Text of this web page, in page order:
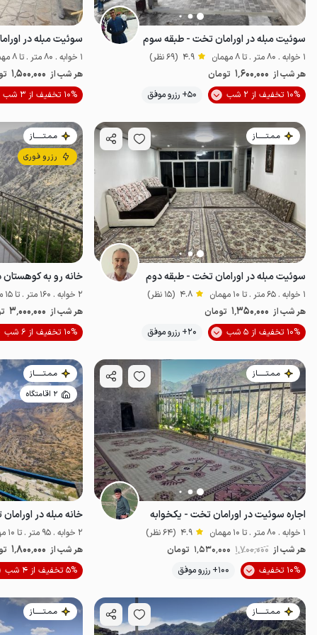
سوئیت مبله در اورامان تخت - طبقه سوم
1 خوابه . 80 متر . تا 8 مهمان 4.9 (69 نظر)
هر شب از 1٬600٬000 تومان
10% تخفیف از 2 شب
50+ رزرو موفق خوش منظره
سوئیت مبله در
1 خوابه . 80 متر . تا 8 مهمان
هر شب از 1٬500٬000
10% تخفیف از 3 شب
مـمـتــــــاز
سوئیت مبله در اورامان تخت - طبقه دوم
1 خوابه . 65 متر . تا 10 مهمان 4.8 (15 نظر)
هر شب از 1٬350٬000 تومان
10% تخفیف از 5 شب
20+ رزرو موفق اقتصادی
مـمـتــــــاز
رزرو فوری
خانه رو به کوهستان
2 خوابه . 160 متر . تا 15 مهمان
هر شب از 3٬000٬000
10% تخفیف از 6 شب
مـمـتــــــاز
اجاره سوئیت در اورامان تخت - یکخوابه
1 خوابه . 80 متر . تا 10 مهمان 4.9 (64 نظر)
هر شب از 1٬700٬000 1٬530٬000 تومان
10% تخفیف
100+ رزرو موفق خوش منظره
مـمـتــــــاز
2 اقامتگاه
خانه مبله در
2 خوابه . 95 متر . تا 10 مهمان
هر شب از 1٬800٬000
5% تخفیف از 4 شب
مـمـتــــــاز مـمـتــــــاز